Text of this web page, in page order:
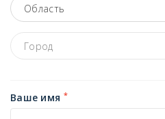
Область
Город
Ваше имя *